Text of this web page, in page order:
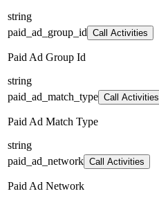
string
paid_ad_group_id Call Activities
Paid Ad Group Id
string
paid_ad_match_type Call Activities
Paid Ad Match Type
string
paid_ad_network Call Activities
Paid Ad Network